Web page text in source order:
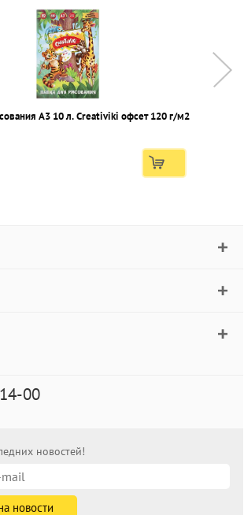
А3 10 л. Creativiki офсет 120 г/м2
00
новостей!